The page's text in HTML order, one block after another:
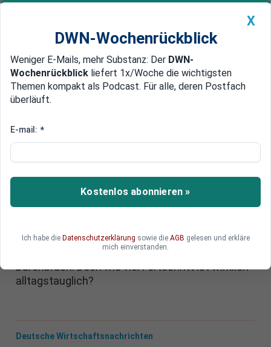
Newsticker MEIN DWN: Geldanlage Premium
Edelmetalle DWN-Magazin China
Wie viel Fortschritt braucht das
im Check
Das Elektroauto steht an der nächsten Schwelle:
Nicht mehr nur Reichweite zählt, sondern
Induktives Laden, Rückspeisung ins Hausnetz
und Megawatt-Power versprechen den
Durchbruch. Doch wie viel Fortschritt ist wirklich
alltagstauglich?
Deutsche Wirtschaftsnachrichten
X
DWN-Wochenrückblick
Weniger E-Mails, mehr Substanz: Der DWN-
Wochenrückblick liefert 1x/Woche die wichtigsten
Themen kompakt als Podcast. Für alle, deren Postfach
überläuft.
E-mail: *
Kostenlos abonnieren »
Ich habe die Datenschutzerklärung sowie die AGB gelesen und erkläre
mich einverstanden.